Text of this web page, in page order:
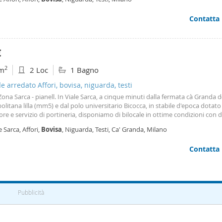
e senza impegno!
ferroviario da
Contatta
2 2 Loc 1 Bagno
arredato Affori, bovisa, niguarda, testi
Sarca - pianell. In Viale Sarca, a cinque minuti dalla fermata cà Granda
lilla (mm5) e dal polo universitario Bicocca, in stabile d'epoca dotato
e servizio di portineria, disponiamo di bilocale in ottime condizioni con
con bagno e comoda camera da letto matrimoniale. L'immobile
esposizione! Termoautonomo e arredato! Solo referenziati! Euro 900,00 al
Sarca, Affori, Bovisa, Niguarda, Testi, Ca' Granda, Milano
Contatta
Pubblicità